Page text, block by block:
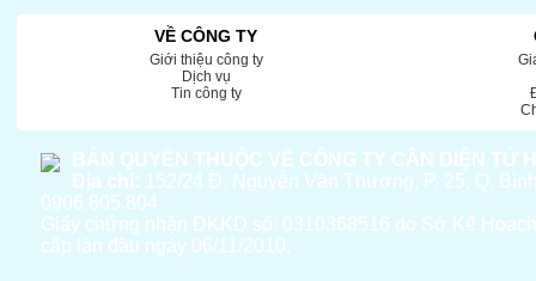
VỀ CÔNG TY
Giới thiệu công ty
Dịch vụ
Tin công ty
BẢN QUYỀN THUỘC VỀ CÔNG TY CÂN ĐIỆN TỬ
Địa chỉ: 152/24 Đ. Nguyễn Văn Thương, P. 25, Q.
0906.805.804
Giấy chứng nhận ĐKKD số: 0310368516 do Sở Kế
cấp lần đầu ngày 06/11/2010.